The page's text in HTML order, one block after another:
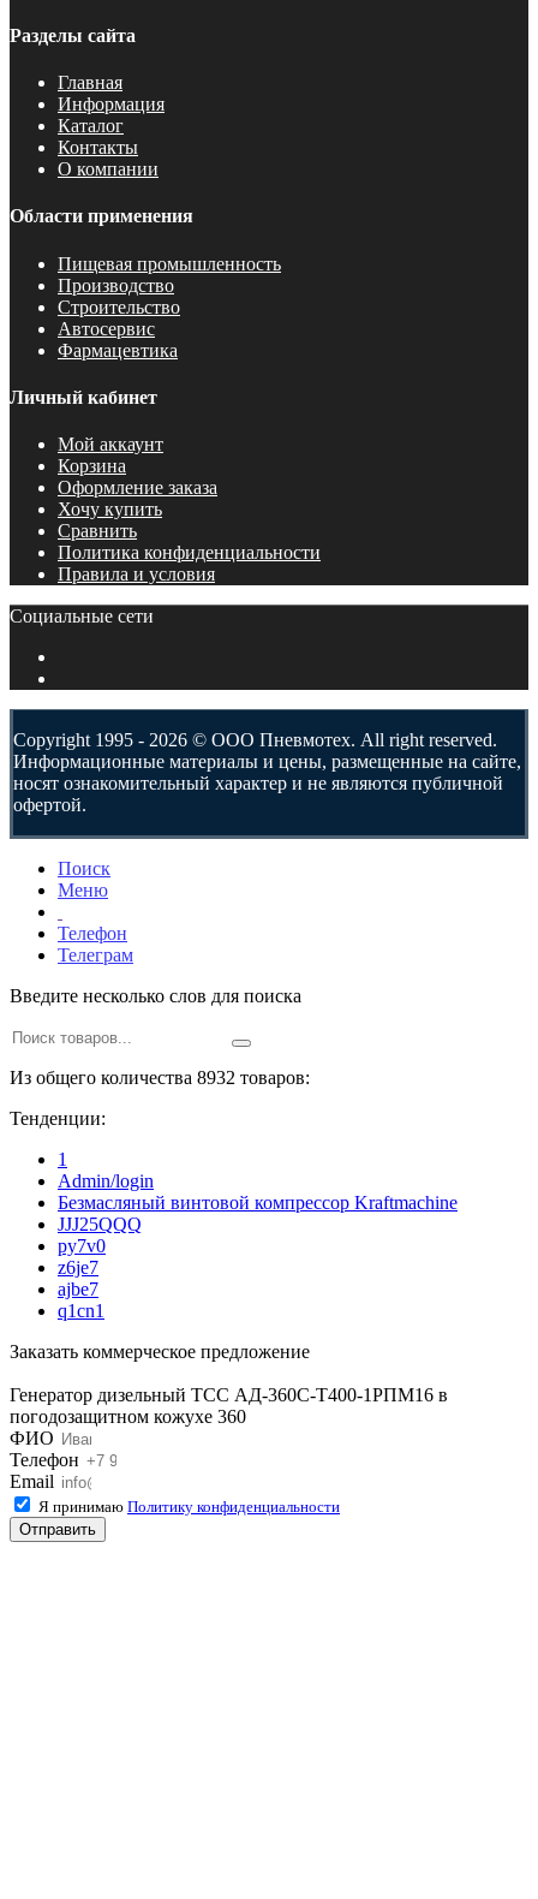
Разделы сайта
Главная
Информация
Каталог
Контакты
О компании
Области применения
Пищевая промышленность
Производство
Строительство
Автосервис
Фармацевтика
Личный кабинет
Мой аккаунт
Корзина
Оформление заказа
Хочу купить
Сравнить
Политика конфиденциальности
Правила и условия
Социальные сети
Copyright 1995 - 2026 © ООО Пневмотех. All right reserved.
Информационные материалы и цены, размещенные на сайте,
носят ознакомительный характер и не являются публичной
офертой.
Поиск
Меню
Телефон
Телеграм
Введите несколько слов для поиска
Из общего количества 8932 товаров:
Тенденции:
1
Admin/login
Безмасляный винтовой компрессор Kraftmaсhine
JJJ25QQQ
py7v0
z6je7
ajbe7
q1cn1
Заказать коммерческое предложение
Генератор дизельный ТСС АД-360С-Т400-1РПМ16 в
погодозащитном кожухе 360
ФИО
Телефон
Email
Я принимаю Политику конфиденциальности
Отправить